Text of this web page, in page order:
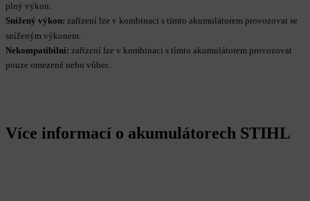
plný výkon.
Snížený výkon: zařízení lze v kombinaci s tímto akumulátorem provozovat se
sníženým výkonem.
Nekompatibilní: zařízení lze v kombinaci s tímto akumulátorem provozovat
pouze omezeně nebo vůbec.
Více informací o akumulátorech STIHL